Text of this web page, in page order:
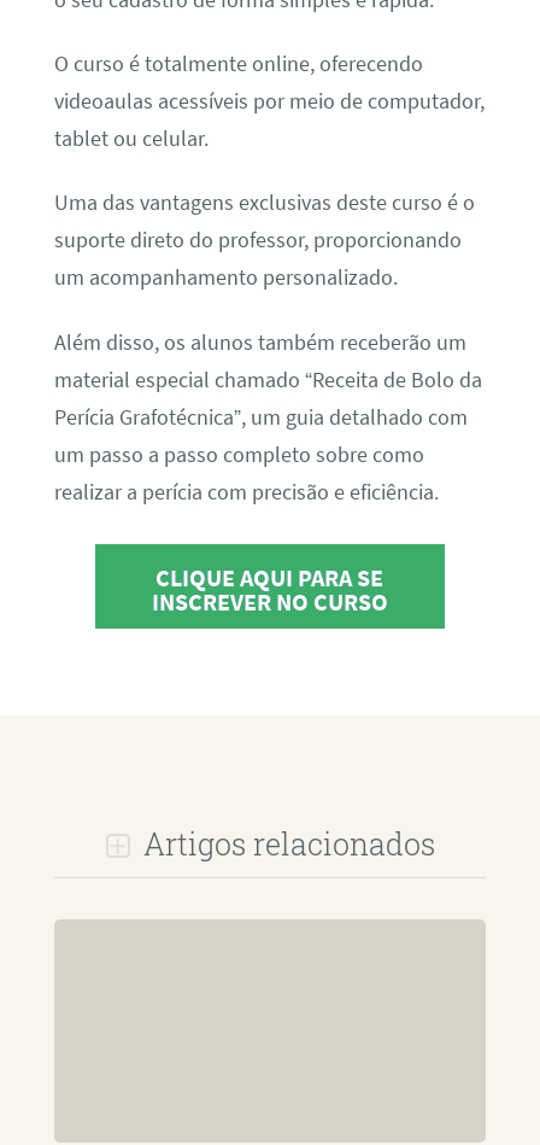
O curso é totalmente online, oferecendo
videoaulas acessíveis por meio de computador,
tablet ou celular.
Uma das vantagens exclusivas deste curso é o
suporte direto do professor, proporcionando
um acompanhamento personalizado.
Além disso, os alunos também receberão um
material especial chamado “Receita de Bolo da
Perícia Grafotécnica”, um guia detalhado com
um passo a passo completo sobre como
realizar a perícia com precisão e eficiência.
CLIQUE AQUI PARA SE
INSCREVER NO CURSO
Artigos relacionados